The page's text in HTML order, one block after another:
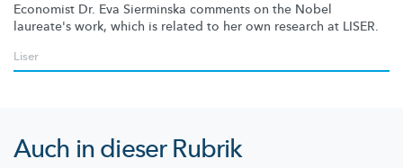
Economist Dr. Eva Sierminska comments on the Nobel
laureate's work, which is related to her own research at LISER.
Liser
Auch in dieser Rubrik